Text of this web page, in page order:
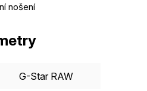
nošení
G-Star RAW